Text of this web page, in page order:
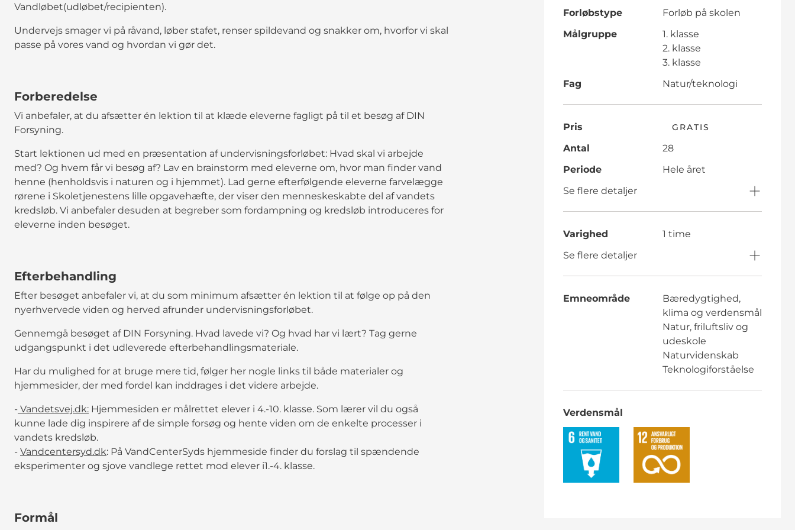
Vandløbet(udløbet/recipienten).
Undervejs smager vi på råvand, løber stafet, renser spildevand og snakker om, hvorfor vi skal
passe på vores vand og hvordan vi gør det.
Forberedelse
Vi anbefaler, at du afsætter én lektion til at klæde eleverne fagligt på til et besøg af DIN
Forsyning.
Start lektionen ud med en præsentation af undervisningsforløbet: Hvad skal vi arbejde
med? Og hvem får vi besøg af? Lav en brainstorm med eleverne om, hvor man finder vand
henne (henholdsvis i naturen og i hjemmet). Lad gerne efterfølgende eleverne farvelægge
rørene i Skoletjenestens lille opgavehæfte, der viser den menneskeskabte del af vandets
kredsløb. Vi anbefaler desuden at begreber som fordampning og kredsløb introduceres for
eleverne inden besøget.
Efterbehandling
Efter besøget anbefaler vi, at du som minimum afsætter én lektion til at følge op på den
nyerhvervede viden og herved afrunder undervisningsforløbet.
Gennemgå besøget af DIN Forsyning. Hvad lavede vi? Og hvad har vi lært? Tag gerne
udgangspunkt i det udleverede efterbehandlingsmateriale.
Har du mulighed for at bruge mere tid, følger her nogle links til både materialer og
hjemmesider, der med fordel kan inddrages i det videre arbejde.
- Vandetsvej.dk: Hjemmesiden er målrettet elever i 4.-10. klasse. Som lærer vil du også
kunne lade dig inspirere af de simple forsøg og hente viden om de enkelte processer i
vandets kredsløb.
- Vandcentersyd.dk: På VandCenterSyds hjemmeside finder du forslag til spændende
eksperimenter og sjove vandlege rettet mod elever i1.-4. klasse.
Formål
Forløbstype
Forløb på skolen
Målgruppe
1. klasse
2. klasse
3. klasse
Fag
Natur/teknologi
Pris GRATIS
Antal
28
Periode
Hele året
Se flere detaljer
Varighed
1 time
Se flere detaljer
Emneområde
Bæredygtighed,
klima og verdensmål
Natur, friluftsliv og
udeskole
Naturvidenskab
Teknologiforståelse
Verdensmål